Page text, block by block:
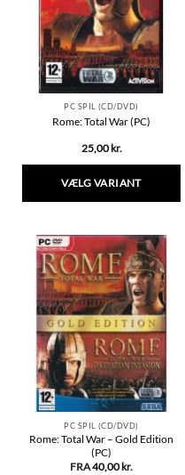
PC SPIL (CD/DVD)
Rome: Total War (PC)
25,00 kr.
VÆLG VARIANT
har
flere
varianter.
Mulighederne
kan
vælges
på
varesiden
PC SPIL (CD/DVD)
Rome: Total War – Gold Edition
(PC)
FRA40,00 kr.